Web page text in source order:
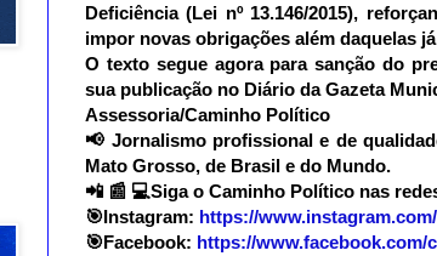
Deficiência (Lei nº 13.146/2015),
impor novas obrigações além daquelas
O texto segue agora para sanção do
sua publicação no Diário da Gazeta
Assessoria/Caminho Político
📢 Jornalismo profissional e de
Mato Grosso, de Brasil e do Mundo.
📲 📰 💻Siga o Caminho Político nas
🎯Instagram: https://
🎯Facebook: https://www.facebook.com/